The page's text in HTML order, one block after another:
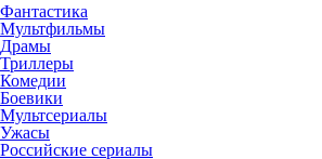
Фантастика
Мультфильмы
Драмы
Триллеры
Комедии
Боевики
Мультсериалы
Ужасы
Российские сериалы